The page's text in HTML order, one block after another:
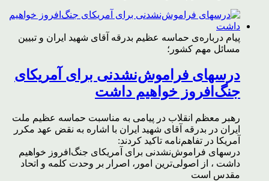
پیام درباره‌ی حماسه عظیم بدرقه آقای شهید ایران و تبیین
مسائل مهم کشور؛
درسهای فراموش‌نشدنی برای آمریکای
جنگ‌افروز خواهیم داشت
رهبر معظم انقلاب در پیامی به مناسبت حماسه عظیم ملت
ایران در بدرقه آقای شهید ایران با اشاره به نقض عهد مکرر
آمریکا در تفاهم‌نامه تاکید کردند:
درسهای فراموش‌نشدنی برای آمریکای جنگ‌افروز خواهیم
داشت ، از اصولی‌ترین امور، اصرار بر وحدت کلمه و اتحاد
مقدس است